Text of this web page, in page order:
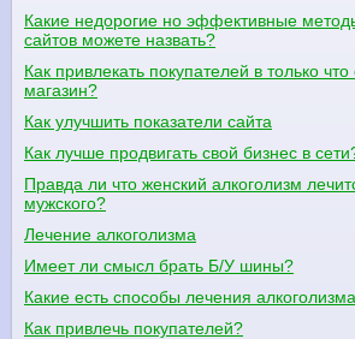
Какие недорогие но эффективные
сайтов можете назвать?
Как привлекать покупателей в только
магазин?
Как улучшить показатели сайта
Как лучше продвигать свой бизнес в
Правда ли что женский алкоголизм
мужского?
Лечение алкоголизма
Имеет ли смысл брать Б/У шины?
Какие есть способы лечения
Как привлечь покупателей?